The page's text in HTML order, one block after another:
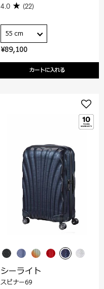
¥89,100
カートに入れる
4.0 (22)
55 cm
シーライト
スピナー69